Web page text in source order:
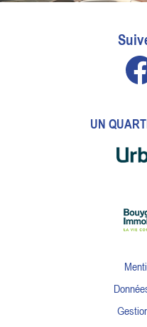
UN